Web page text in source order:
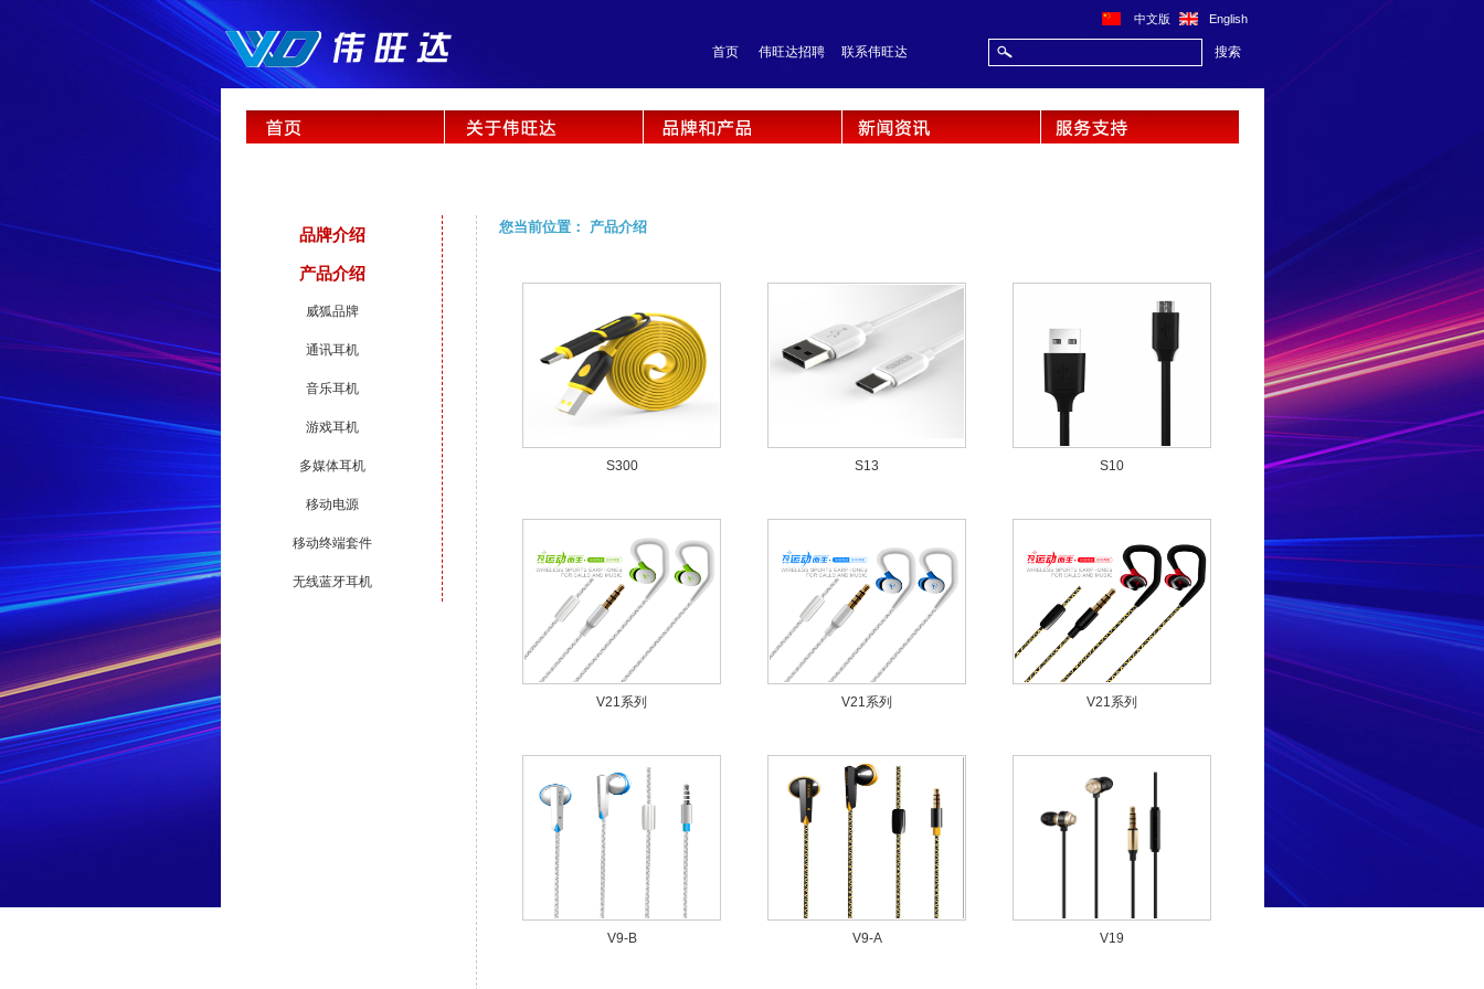
中文版 English
首页 伟旺达招聘 联系伟旺达 搜索
品牌介绍
产品介绍
威狐品牌
通讯耳机
音乐耳机
游戏耳机
多媒体耳机
移动电源
移动终端套件
无线蓝牙耳机
您当前位置： 产品介绍
S300 S13 S10
V21系列 V21系列 V21系列
V9-B V9-A V19